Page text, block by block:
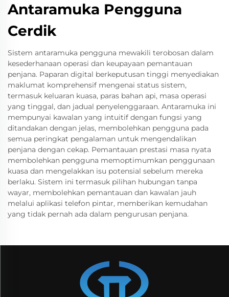
Antaramuka Pengguna
Cerdik
Sistem antaramuka pengguna mewakili terobosan dalam
kesederhanaan operasi dan keupayaan pemantauan
penjana. Paparan digital berkeputusan tinggi menyediakan
maklumat komprehensif mengenai status sistem,
termasuk keluaran kuasa, paras bahan api, masa operasi
yang tinggal, dan jadual penyelenggaraan. Antaramuka ini
mempunyai kawalan yang intuitif dengan fungsi yang
ditandakan dengan jelas, membolehkan pengguna pada
semua peringkat pengalaman untuk mengendalikan
penjana dengan cekap. Pemantauan prestasi masa nyata
membolehkan pengguna memoptimumkan penggunaan
kuasa dan mengelakkan isu potensial sebelum mereka
berlaku. Sistem ini termasuk pilihan hubungan tanpa
wayar, membolehkan pemantauan dan kawalan jauh
melalui aplikasi telefon pintar, memberikan kemudahan
yang tidak pernah ada dalam pengurusan penjana.